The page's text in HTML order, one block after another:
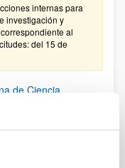
internas para
investigación y
al
del 15 de
de Ciencia,
el 7 de junio de